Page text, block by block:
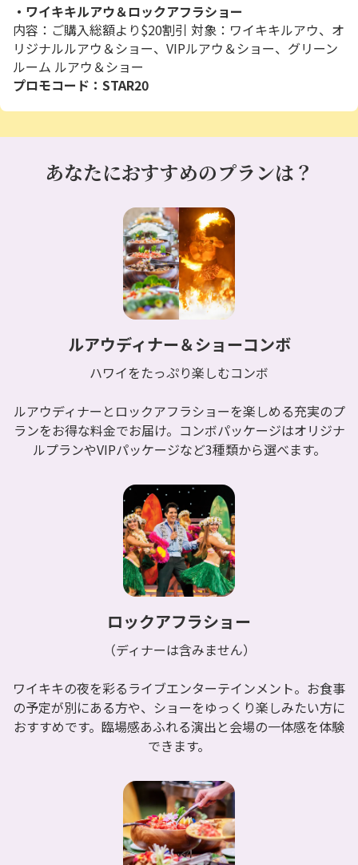
・ ワイキキルアウ＆ロックアフラショー
内容：ご購入総額より$20割引 対象：ワイキキルアウ、オ
リジナルルアウ＆ショー、VIPルアウ＆ショー、グリーン
ルーム ルアウ＆ショー
プロモコード：STAR20
あなたにおすすめのプランは？
ルアウディナー＆ショーコンボ
ハワイをたっぷり楽しむコンボ
ルアウディナーとロックアフラショーを楽しめる充実のプ
ランをお得な料金でお届け。コンボパッケージはオリジナ
ルプランやVIPパッケージなど3種類から選べます。
ロックアフラショー
（ディナーは含みません）
ワイキキの夜を彩るライブエンターテインメント。お食事
の予定が別にある方や、ショーをゆっくり楽しみたい方に
おすすめです。臨場感あふれる演出と会場の一体感を体験
できます。